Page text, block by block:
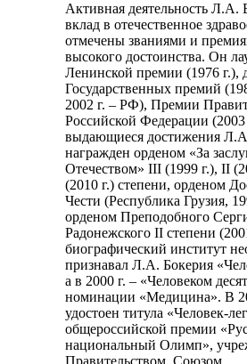
Активная деятельность Л.А.
вклад в отечественное
отмечены званиями и
высокого достоинства. Он
Ленинской премии (1976 г.),
Государственных премий
2002 г. – РФ), Премии
Российской Федерации (2003
выдающиеся достижения
награжден орденом «За
Отечеством» III (1999 г.), II
(2010 г.) степени, орденом
Чести (Республика Грузия,
орденом Преподобного
Радонежского II степени
биографический институт
признавал Л.А. Бокерия
а в 2000 г. – «Человеком
номинации «Медицина». В
удостоен титула «Человек-
общероссийской премии
национальный Олимп»,